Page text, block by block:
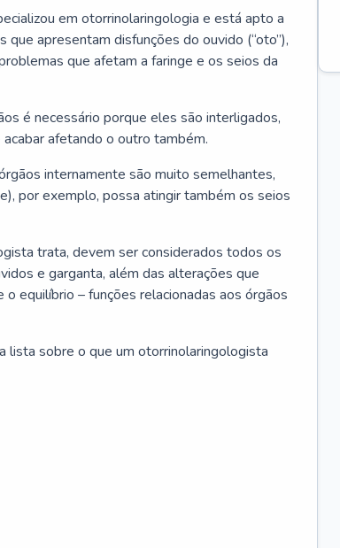
em otorrinolaringologia e está apto a
apresentam disfunções do ouvido (“oto”),
que afetam a faringe e os seios da
é necessário porque eles são interligados,
afetando o outro também.
internamente são muito semelhantes,
por exemplo, possa atingir também os seios
trata, devem ser considerados todos os
e garganta, além das alterações que
equilíbrio – funções relacionadas aos órgãos
lista sobre o que um otorrinolaringologista